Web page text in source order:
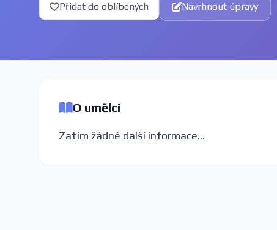
Přidat do oblíbených Navrhnout úpravy
O umělci
Zatím žádné další informace...